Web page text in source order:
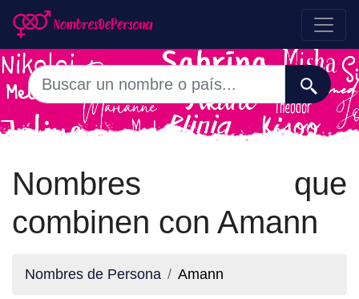
Nombres que
combinen con Amann
Nombres de Persona Amann